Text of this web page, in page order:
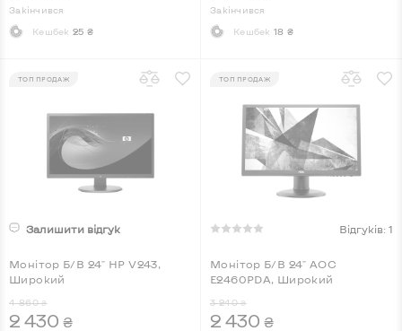
Закінчився
Кешбек 25 ₴
Закінчився
Кешбек 18 ₴
ТОП ПРОДАЖ
Залишити відгук
Монітор Б/В 24" HP V243,
Широкий
4 860 ₴
2 430 ₴
ТОП ПРОДАЖ
Відгуків: 1
Монітор Б/В 24" AOC
E2460PDA, Широкий
3 240 ₴
2 430 ₴